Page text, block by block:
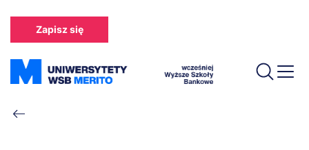
treści
Zapisz się
Ścieżka